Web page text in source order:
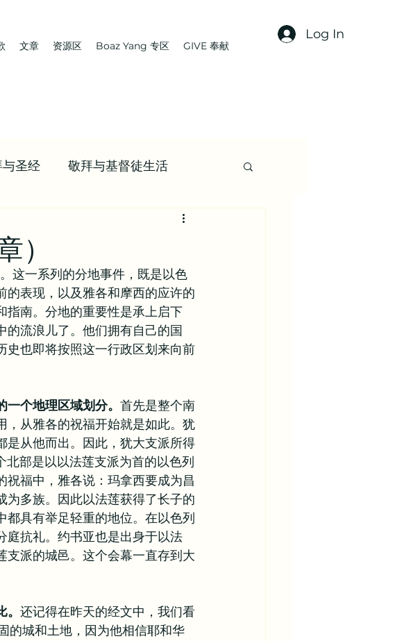
文章 资源区 Boaz Yang 专区 GIVE 奉献
Log In
圣经 敬拜与基督徒生活
值得观看的视频合集 | 信仰资源
）
这一系列的分地事件，既是以色
的表现，以及雅各和摩西的应许的
指南。分地的重要性是承上启下
流浪儿了。他们拥有自己的国
史也即将按照这一行政区划来向前
个地理区域划分。 首先是整个南
，从雅各的祝福开始就是如此。犹
是从他而出。因此，犹大支派所得
部是以以法莲支派为首的以色列
福中，雅各说：玛拿西要成为昌
为多族。因此以法莲获得了长子的
具有举足轻重的地位。在以色列
庭抗礼。约书亚也是出身于以法
支派的城邑。这个会幕一直存到大
还记得在昨天的经文中，我们看
的城和土地，因为他相信耶和华